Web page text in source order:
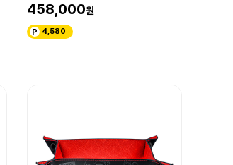
458,000
4,580